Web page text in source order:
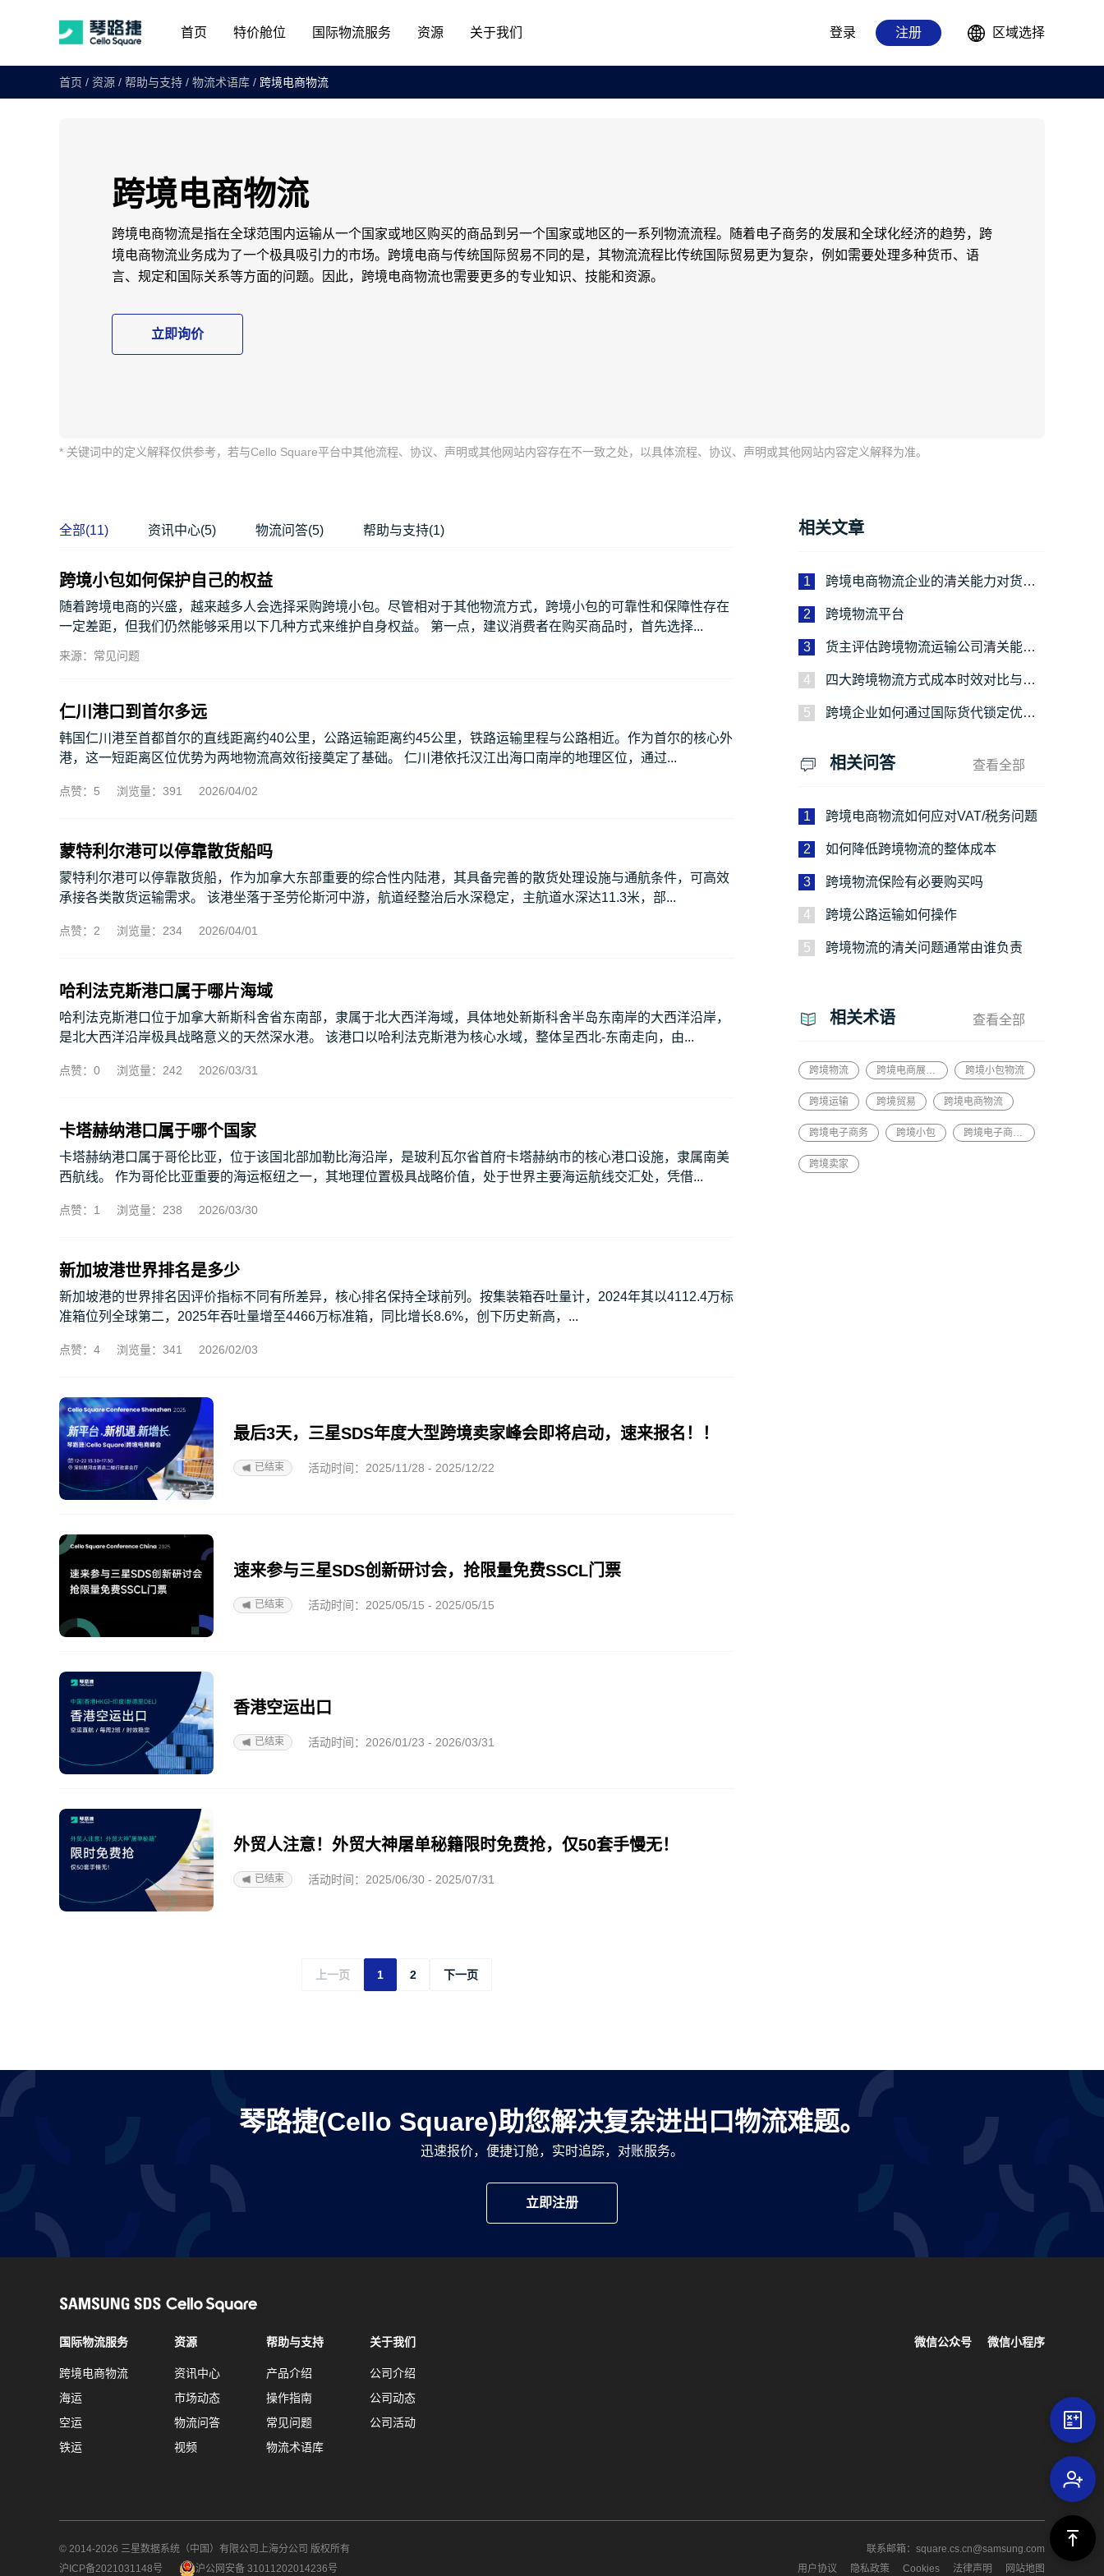
首页 特价舱位 国际物流服务 资源 关于我们 登录 注册 区域选择
首页 / 资源 / 帮助与支持 / 物流术语库 / 跨境电商物流
跨境电商物流
跨境电商物流是指在全球范围内运输从一个国家或地区购买的商品到另一个国家或地区的一系列物流流程。随着电子商务的发展和全球化经济的趋势，跨
境电商物流业务成为了一个极具吸引力的市场。跨境电商与传统国际贸易不同的是，其物流流程比传统国际贸易更为复杂，例如需要处理多种货币、语
言、规定和国际关系等方面的问题。因此，跨境电商物流也需要更多的专业知识、技能和资源。
立即询价
* 关键词中的定义解释仅供参考，若与Cello Square平台中其他流程、协议、声明或其他网站内容存在不一致之处，以具体流程、协议、声明或其他网站内容定义解释为准。
全部(11) 资讯中心(5) 物流问答(5) 帮助与支持(1)
跨境小包如何保护自己的权益
随着跨境电商的兴盛，越来越多人会选择采购跨境小包。尽管相对于其他物流方式，跨境小包的可靠性和保障性存在
一定差距，但我们仍然能够采用以下几种方式来维护自身权益。 第一点，建议消费者在购买商品时，首先选择...
来源：常见问题
仁川港口到首尔多远
韩国仁川港至首都首尔的直线距离约40公里，公路运输距离约45公里，铁路运输里程与公路相近。作为首尔的核心外
港，这一短距离区位优势为两地物流高效衔接奠定了基础。 仁川港依托汉江出海口南岸的地理区位，通过...
点赞：5 浏览量：391 2026/04/02
蒙特利尔港可以停靠散货船吗
蒙特利尔港可以停靠散货船，作为加拿大东部重要的综合性内陆港，其具备完善的散货处理设施与通航条件，可高效
承接各类散货运输需求。 该港坐落于圣劳伦斯河中游，航道经整治后水深稳定，主航道水深达11.3米，部...
点赞：2 浏览量：234 2026/04/01
哈利法克斯港口属于哪片海域
哈利法克斯港口位于加拿大新斯科舍省东南部，隶属于北大西洋海域，具体地处新斯科舍半岛东南岸的大西洋沿岸，
是北大西洋沿岸极具战略意义的天然深水港。 该港口以哈利法克斯港为核心水域，整体呈西北-东南走向，由...
点赞：0 浏览量：242 2026/03/31
卡塔赫纳港口属于哪个国家
卡塔赫纳港口属于哥伦比亚，位于该国北部加勒比海沿岸，是玻利瓦尔省首府卡塔赫纳市的核心港口设施，隶属南美
西航线。 作为哥伦比亚重要的海运枢纽之一，其地理位置极具战略价值，处于世界主要海运航线交汇处，凭借...
点赞：1 浏览量：238 2026/03/30
新加坡港世界排名是多少
新加坡港的世界排名因评价指标不同有所差异，核心排名保持全球前列。按集装箱吞吐量计，2024年其以4112.4万标
准箱位列全球第二，2025年吞吐量增至4466万标准箱，同比增长8.6%，创下历史新高，...
点赞：4 浏览量：341 2026/02/03
最后3天，三星SDS年度大型跨境卖家峰会即将启动，速来报名！！
已结束 活动时间：2025/11/28 - 2025/12/22
速来参与三星SDS创新研讨会，抢限量免费SSCL门票
已结束 活动时间：2025/05/15 - 2025/05/15
香港空运出口
已结束 活动时间：2026/01/23 - 2026/03/31
外贸人注意！外贸大神屠单秘籍限时免费抢，仅50套手慢无！
已结束 活动时间：2025/06/30 - 2025/07/31
上一页 1 2 下一页
相关文章
1
跨境电商物流企业的清关能力对货主
2
跨境物流平台
3
货主评估跨境物流运输公司清关能力
4
四大跨境物流方式成本时效对比与选
5
跨境企业如何通过国际货代锁定优先
相关问答 查看全部
1 跨境电商物流如何应对VAT/税务问题
2 如何降低跨境物流的整体成本
3 跨境物流保险有必要购买吗
4 跨境公路运输如何操作
5 跨境物流的清关问题通常由谁负责
相关术语 查看全部
跨境物流 跨境电商展览会 跨境小包物流
跨境运输 跨境贸易 跨境电商物流
跨境电子商务 跨境小包 跨境电子商务物流
跨境卖家
琴路捷(Cello Square)助您解决复杂进出口物流难题。
迅速报价，便捷订舱，实时追踪，对账服务。
立即注册
国际物流服务
跨境电商物流
海运
空运
铁运
资源
资讯中心
市场动态
物流问答
视频
帮助与支持
产品介绍
操作指南
常见问题
物流术语库
关于我们
公司介绍
公司动态
公司活动
微信公众号 微信小程序
© 2014-2026 三星数据系统（中国）有限公司上海分公司 版权所有
沪ICP备2021031148号
沪公网安备 31011202014236号
联系邮箱：square.cs.cn@samsung.com
用户协议
隐私政策 Cookies 法律声明 网站地图